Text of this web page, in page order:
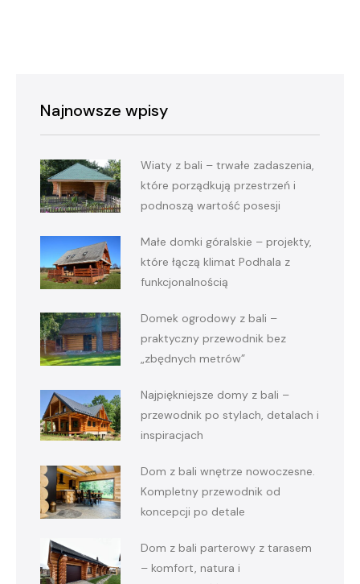
Najnowsze wpisy
Wiaty z bali – trwałe zadaszenia,
które porządkują przestrzeń i
podnoszą wartość posesji
Małe domki góralskie – projekty,
które łączą klimat Podhala z
funkcjonalnością
Domek ogrodowy z bali –
praktyczny przewodnik bez
„zbędnych metrów”
Najpiękniejsze domy z bali –
przewodnik po stylach, detalach i
inspiracjach
Dom z bali wnętrze nowoczesne.
Kompletny przewodnik od
koncepcji po detale
Dom z bali parterowy z tarasem
– komfort, natura i